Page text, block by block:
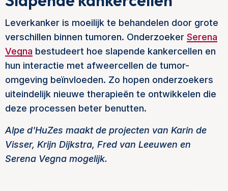
Leverkanker is moeilijk te behandelen door grote
verschillen binnen tumoren. Onderzoeker Serena
Vegna bestudeert hoe slapende kankercellen en
hun interactie met afweercellen de tumor-
omgeving beïnvloeden. Zo hopen onderzoekers
uiteindelijk nieuwe therapieën te ontwikkelen die
deze processen beter benutten.
Alpe d'HuZes maakt de projecten van Karin de
Visser, Krijn Dijkstra, Fred van Leeuwen en
Serena Vegna mogelijk.